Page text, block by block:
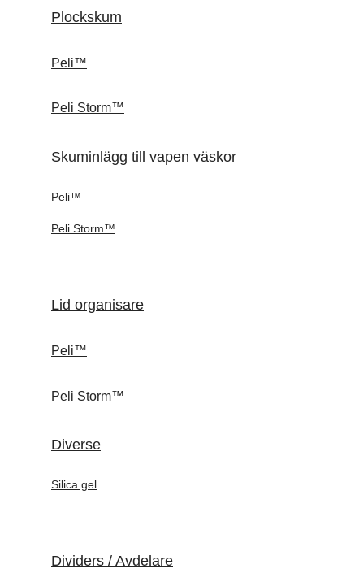
Plockskum
Peli™
Peli Storm™
Skuminlägg till vapen väskor
Peli™
Peli Storm™
Lid organisare
Peli™
Peli Storm™
Diverse
Silica gel
Dividers / Avdelare